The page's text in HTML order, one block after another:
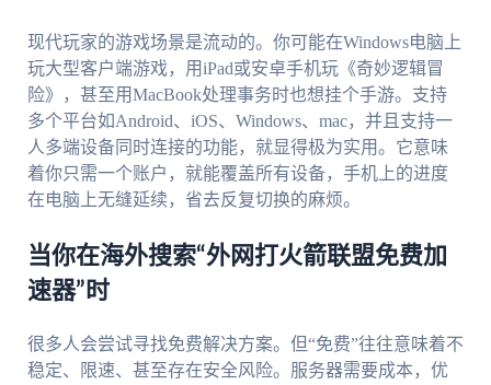
现代玩家的游戏场景是流动的。你可能在Windows电脑上
玩大型客户端游戏，用iPad或安卓手机玩《奇妙逻辑冒
险》，甚至用MacBook处理事务时也想挂个手游。支持
多个平台如Android、iOS、Windows、mac，并且支持一
人多端设备同时连接的功能，就显得极为实用。它意味
着你只需一个账户，就能覆盖所有设备，手机上的进度
在电脑上无缝延续，省去反复切换的麻烦。
当你在海外搜索“外网打火箭联盟免费加
速器”时
很多人会尝试寻找免费解决方案。但“免费”往往意味着不
稳定、限速、甚至存在安全风险。服务器需要成本，优